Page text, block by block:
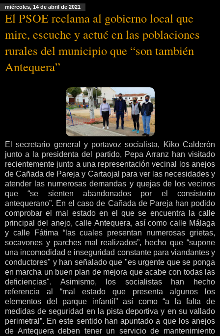
miércoles, 14 de abril de 2021
El PSOE reclama al gobierno local que
mire, escuche y actué en las poblaciones
rurales del municipio que “son también
Antequera”
El secretario general y portavoz socialista, Kiko Calderón
junto a la presidenta del partido, Pepa Arranz han visitado
recientemente junto a una representación vecinal los anejos
de Cañada de Pareja y Cartaojal para ver las necesidades y
atender las numerosas demandas y quejas de los vecinos
que “se sienten abandonados por el consistorio
antequerano”. En el caso de Cañada de Pareja han podido
comprobar el mal estado en el que se encuentra la calle
principal del anejo, calle Antequera, así como calle Málaga
y calle Fátima “las cuales presentan numerosas grietas,
socavones y parches mal realizados”, hecho que “supone
una incomodidad e inseguridad constante para viandantes y
conductores" y han señalado que "es urgente que se ponga
en marcha un buen plan de mejora que acabe con todas las
deficiencias". Asimismo, los socialistas han hecho
referencia al “mal estado que presenta algunos los
elementos del parque infantil” así como “a la falta de
medidas de seguridad en la pista deportiva y en su vallado
perimetral”. En este sentido han apuntado a que los anejos
de Antequera deben tener un servicio de mantenimiento